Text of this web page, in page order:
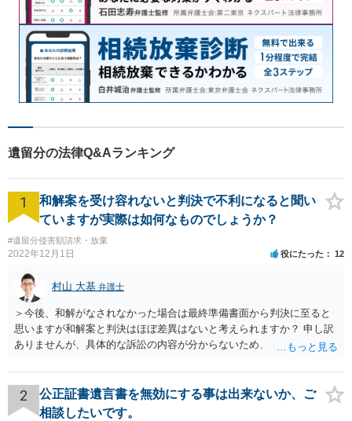
遺留分の法律Q&Aランキング
1
和解案を受け容れないと判決で不利になると聞い
ていますが実際は如何なものでしょうか？
#遺留分侵害額請求・放棄
2022年12月1日 役にたった 12
村山 大基 弁護士
＞今後、和解がなされなかった場合は最終準備書面から判決に至ると
思いますが和解案と判決はほぼ差異はないと考えられますか？ 申し訳
ありませんが、具体的な訴訟の内容が分からないため、 何とも回答が
わかっている代理人弁護士に聞くか、 訴訟資料を持って面談相談に行
ってみましょう。 その上で、一般論として回答するなら、和解案と判
決は（ケースによって程度の差はあっても）食い違うことが多いで
2
公正証書遺言書を無効にする事は出来ないか、ご
相談したいです。